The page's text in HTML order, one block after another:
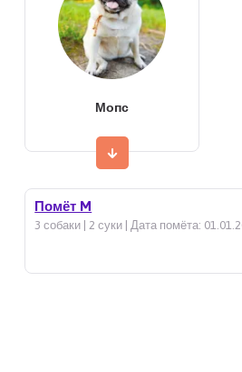
Мопс
Помёт M
3 собаки | 2 суки | Дата помёта: